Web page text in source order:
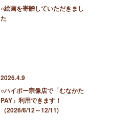
○絵画を寄贈していただきまし
た
2026.4.9
○ハイポー宗像店で「むなかた
PAY」利用できます！
（2026/6/12～12/11)